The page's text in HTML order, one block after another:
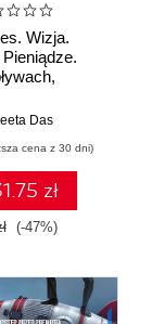
Wizja.
Pieniądze.
Das
cena z 30 dni)
zł
(-47%)